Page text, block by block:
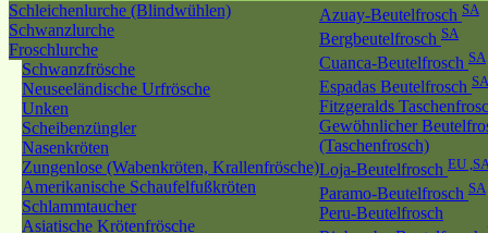
Schleichenlurche (Blindwühlen)
Schwanzlurche
Froschlurche
Schwanzfrösche
Neuseeländische Urfrösche
Unken
Scheibenzüngler
Nasenkröten
Zungenlose (Wabenkröten, Krallenfrösche)
Amerikanische Schaufelfußkröten
Schlammtaucher
Asiatische Krötenfrösche
Azuay-Beutelfrosch SA
Bergbeutelfrosch SA
Cuanca-Beutelfrosch SA
Espadas Beutelfrosch SA
Fitzgeralds
Gewöhnlicher
(Taschenfrosch)
Loja-Beutelfrosch EU
Paramo-Beutelfrosch SA
Peru-Beutelfrosch